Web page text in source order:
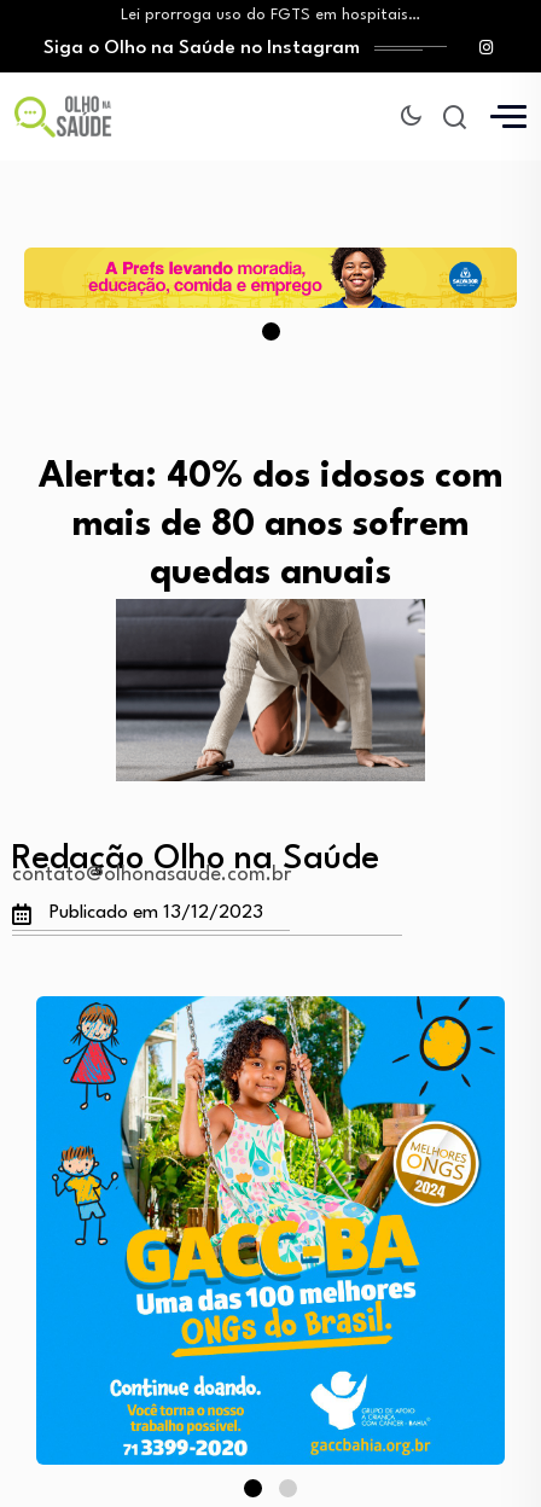
Lei prorroga uso do FGTS em hospitais…
Brasil registra alta taxa de diagnósticos tardios…
O Monte Tabor entrega à Bahia um…
Aleitamento materno: Salvador amplia ações de incentivo…
Medicamento incorporado ao SUS reduz em até…
Siga o Olho na Saúde no Instagram
Alerta: 40% dos idosos com
mais de 80 anos sofrem
quedas anuais
Redação Olho na Saúde
contato@olhonasaude.com.br
Publicado em 13/12/2023